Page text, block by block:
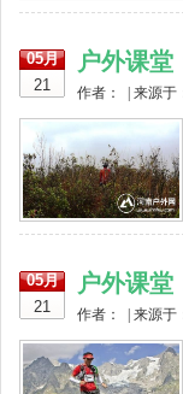
05月
21
户外课
作者： | 来源于
05月
21
户外课
作者： | 来源于